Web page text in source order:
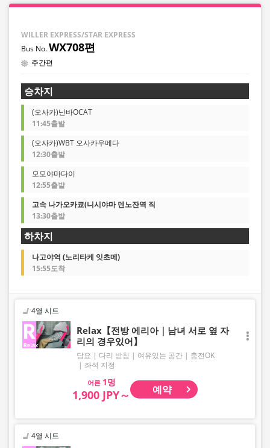
WILLER EXPRESS/STAR EXPRESS
WX708편
주간편
승차지
(오사카)난바OCAT
11:45출발
(오사카)WBT 오사카우메다
12:30출발
모모야마다이
12:55출발
고속 나가오카쿄(니시야마 덴노잔역 직
13:30출발
하차지
나고야역 (노리타케 잇초메)
15:55도착
4열 시트
Relax【전방 에리아｜남녀 서로 옆 자
리의 경우있어】
담요 다리 받침 여유있는 공간
충전OK
좌석 지정
어른
1,900 JPY～ 예약
4열 시트